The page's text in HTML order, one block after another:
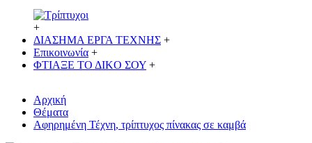
+
ΔΙΑΣΗΜΑ ΕΡΓΑ ΤΕΧΝΗΣ +
Επικοινωνία +
ΦΤΙΑΞΕ ΤΟ ΔΙΚO ΣΟΥ +
Αρχική
Θέματα
Αφηρημένη Τέχνη, τρίπτυχος πίνακας σε καμβά